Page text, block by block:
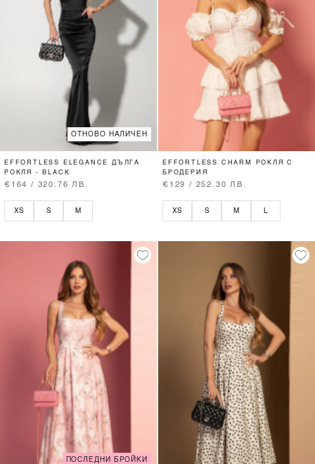
ОТНОВО НАЛИЧЕН
EFFORTLESS ELEGANCE ДЪЛГА
РОКЛЯ - BLACK
€164 / 320.76 ЛВ.
XS S M
EFFORTLESS CHARM РОКЛЯ С
БРОДЕРИЯ
€129 / 252.30 ЛВ.
XS S M L
ПОСЛЕДНИ БРОЙКИ